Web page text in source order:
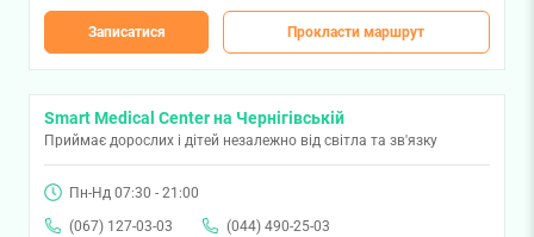
Записатися Прокласти маршрут
Smart Medical Center на Чернігівській
Приймає дорослих і дітей незалежно від світла та зв'язку
Пн-Нд 07:30 - 21:00
(067) 127-03-03
(044) 490-25-03